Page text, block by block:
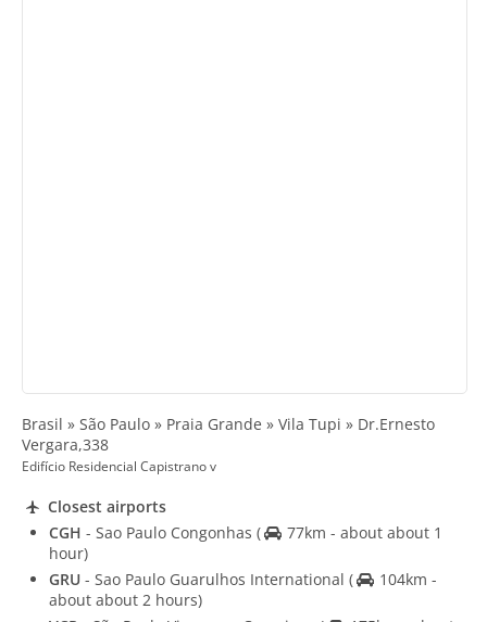
Brasil » São Paulo » Praia Grande » Vila Tupi » Dr.Ernesto
Vergara,338
Edifício Residencial Capistrano v
Closest airports
CGH - Sao Paulo Congonhas (
77km - about about 1
hour)
GRU - Sao Paulo Guarulhos International (
104km -
about about 2 hours)